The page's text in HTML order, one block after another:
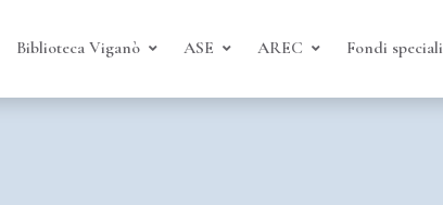
Biblioteca Viganò ASE AREC Fondi speciali